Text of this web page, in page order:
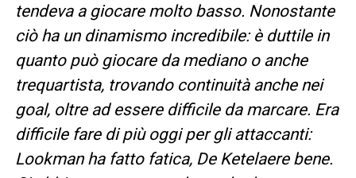
tendeva a giocare molto basso. Nonostante
ciò ha un dinamismo incredibile: è duttile in
quanto può giocare da mediano o anche
trequartista, trovando continuità anche nei
goal, oltre ad essere difficile da marcare. Era
difficile fare di più oggi per gli attaccanti:
Lookman ha fatto fatica, De Ketelaere bene.